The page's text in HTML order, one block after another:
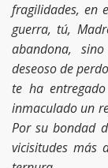
fragilidades, en
guerra, tú,
abandona,
deseoso de
te ha
inmaculado un
Por su bondad
vicisitudes más